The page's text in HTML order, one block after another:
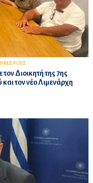
ΡΟΕΣ
Διοικητή της 7ης
τον νέο Λιμενάρχη